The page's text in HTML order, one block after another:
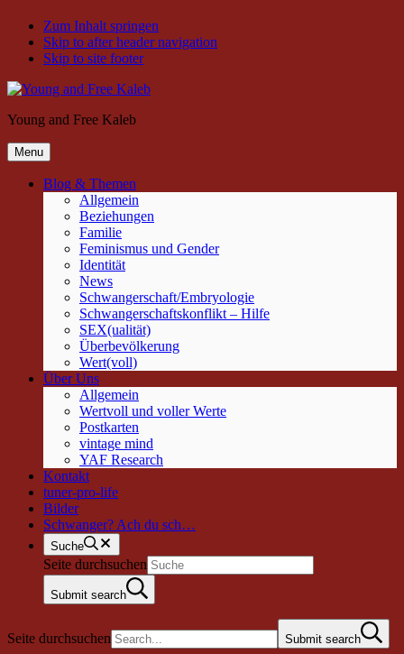
Zum Inhalt springen
Skip to after header navigation
Skip to site footer
Young and Free Kaleb
Menu
Blog & Themen
Allgemein
Beziehungen
Familie
Feminismus und Gender
Identität
News
Schwangerschaft/Embryologie
Schwangerschaftskonflikt – Hilfe
SEX(ualität)
Überbevölkerung
Wert(voll)
Über Uns
Allgemein
Wertvoll und voller Werte
Postkarten
vintage mind
YAF Research
Kontakt
tuner-pro-life
Bilder
Schwanger? Ach du sch…
Suche
Seite durchsuchen
Submit search
Seite durchsuchen Submit search